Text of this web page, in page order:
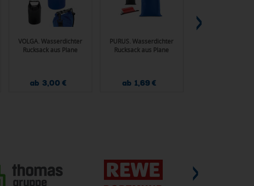
VOLGA. Wasserdichter
Rucksack aus Plane
ab 3,00 €
PURUS. Wasserdichter
Rucksack aus Plane
ab 1,69 €